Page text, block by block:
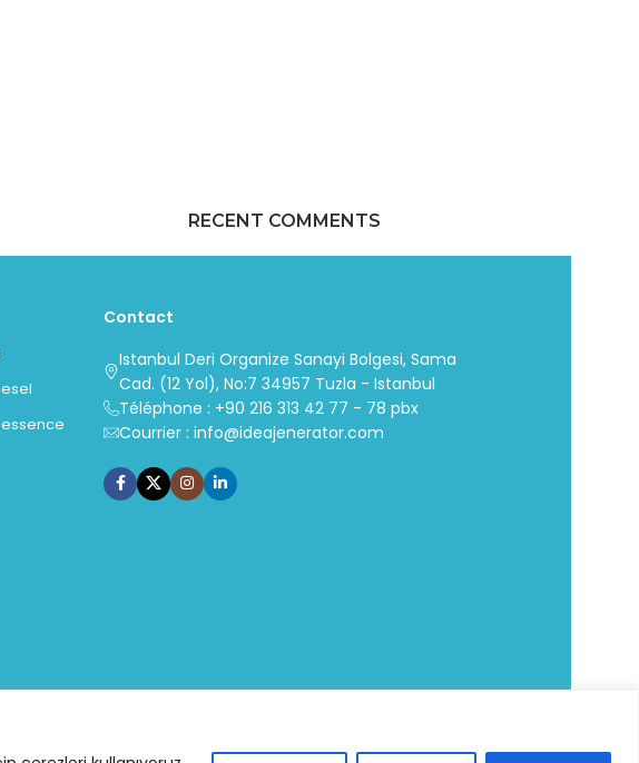
RECENT COMMENTS
Contact
Istanbul Deri Organize Sanayi Bolgesi, Sama
Cad. (12 Yol), No:7 34957 Tuzla - Istanbul
Téléphone : +90 216 313 42 77 - 78 pbx
Courrier :info@ideajenerator.com